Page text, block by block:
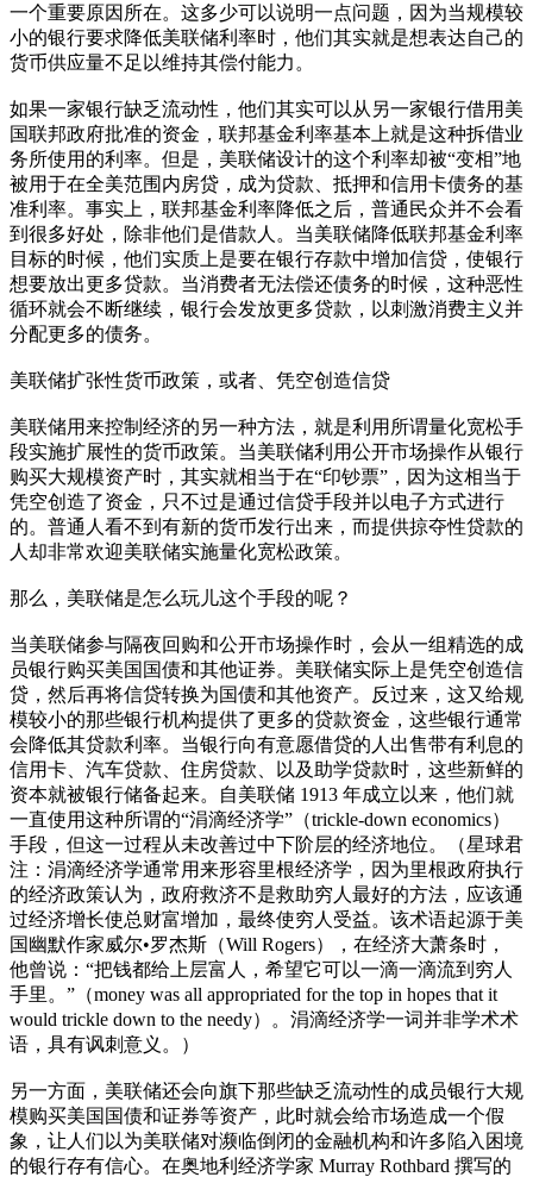
一个重要原因所在。这多少可以说明一点问题，因为当规模较
小的银行要求降低美联储利率时，他们其实就是想表达自己的
货币供应量不足以维持其偿付能力。
如果一家银行缺乏流动性，他们其实可以从另一家银行借用美
国联邦政府批准的资金，联邦基金利率基本上就是这种拆借业
务所使用的利率。但是，美联储设计的这个利率却被“变相”地
被用于在全美范围内房贷，成为贷款、抵押和信用卡债务的基
准利率。事实上，联邦基金利率降低之后，普通民众并不会看
到很多好处，除非他们是借款人。当美联储降低联邦基金利率
目标的时候，他们实质上是要在银行存款中增加信贷，使银行
想要放出更多贷款。当消费者无法偿还债务的时候，这种恶性
循环就会不断继续，银行会发放更多贷款，以刺激消费主义并
分配更多的债务。
美联储扩张性货币政策，或者、凭空创造信贷
美联储用来控制经济的另一种方法，就是利用所谓量化宽松手
段实施扩展性的货币政策。当美联储利用公开市场操作从银行
购买大规模资产时，其实就相当于在“印钞票”，因为这相当于
凭空创造了资金，只不过是通过信贷手段并以电子方式进行
的。普通人看不到有新的货币发行出来，而提供掠夺性贷款的
人却非常欢迎美联储实施量化宽松政策。
那么，美联储是怎么玩儿这个手段的呢？
当美联储参与隔夜回购和公开市场操作时，会从一组精选的成
员银行购买美国国债和其他证券。美联储实际上是凭空创造信
贷，然后再将信贷转换为国债和其他资产。反过来，这又给规
模较小的那些银行机构提供了更多的贷款资金，这些银行通常
会降低其贷款利率。当银行向有意愿借贷的人出售带有利息的
信用卡、汽车贷款、住房贷款、以及助学贷款时，这些新鲜的
资本就被银行储备起来。自美联储 1913 年成立以来，他们就
一直使用这种所谓的“涓滴经济学”（trickle-down economics）
手段，但这一过程从未改善过中下阶层的经济地位。（星球君
注：涓滴经济学通常用来形容里根经济学，因为里根政府执行
的经济政策认为，政府救济不是救助穷人最好的方法，应该通
过经济增长使总财富增加，最终使穷人受益。该术语起源于美
国幽默作家威尔•罗杰斯（Will Rogers），在经济大萧条时，
他曾说：“把钱都给上层富人，希望它可以一滴一滴流到穷人
手里。”（money was all appropriated for the top in hopes that it
would trickle down to the needy）。涓滴经济学一词并非学术术
语，具有讽刺意义。）
另一方面，美联储还会向旗下那些缺乏流动性的成员银行大规
模购买美国国债和证券等资产，此时就会给市场造成一个假
象，让人们以为美联储对濒临倒闭的金融机构和许多陷入困境
的银行存有信心。在奥地利经济学家 Murray Rothbard 撰写的